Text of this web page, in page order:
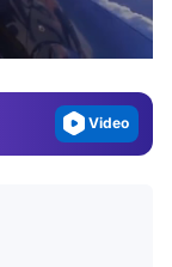
Test
Gündem
Video